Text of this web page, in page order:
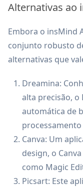
Alternativas ao
Embora o insMind
conjunto robusto
alternativas que
Dreamina:
alta precisão, o
automática de
Canva: Um
design, o
como Magic
Picsart: Este